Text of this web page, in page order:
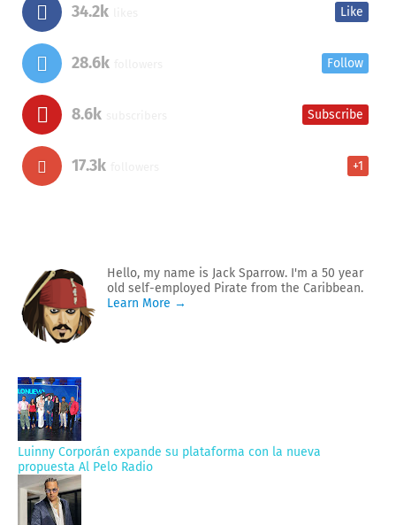
34.2k Like
28.6k Follow
8.6k Subscribe
17.3k +1
Hello, my name is Jack Sparrow. I'm a 50 year
old self-employed Pirate from the Caribbean.
Learn More →
Luinny Corporán expande su plataforma con la nueva
propuesta Al Pelo Radio